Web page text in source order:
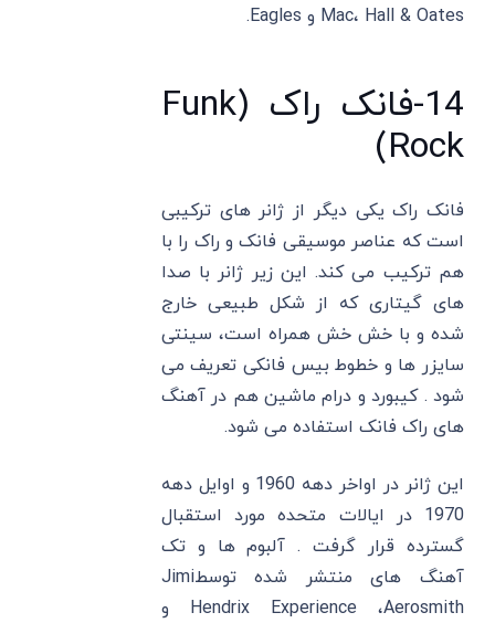
Mac، Hall & Oates و Eagles.
14-فانک راک (Funk
Rock)
فانک راک یکی دیگر از ژانر های ترکیبی
است که عناصر موسیقی فانک و راک را با
هم ترکیب می کند. این زیر ژانر با صدا
های گیتاری که از شکل طبیعی خارج
شده و با خش خش همراه است، سینتی
سایزر ها و خطوط بیس فانکی تعریف می
شود . کیبورد و درام ماشین هم در آهنگ
های راک فانک استفاده می شود.
این ژانر در اواخر دهه 1960 و اوایل دهه
1970 در ایالات متحده مورد استقبال
گسترده قرار گرفت . آلبوم ها و تک
آهنگ های منتشر شده توسطJimi
Hendrix Experience ،Aerosmith و